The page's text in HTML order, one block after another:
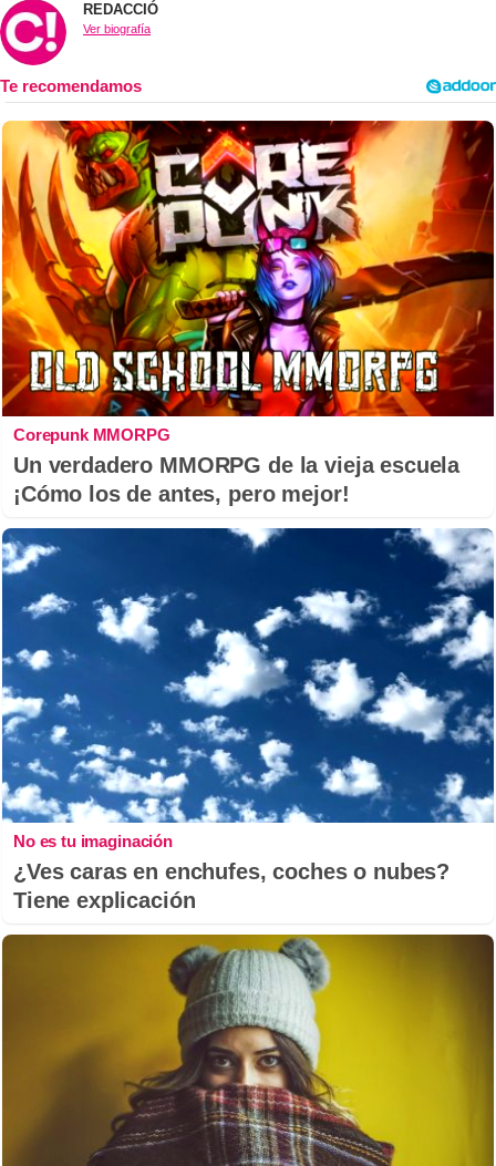
REDACCIÓ
Ver biografía
Corepunk MMORPG
Un verdadero MMORPG de la vieja escuela
¡Cómo los de antes, pero mejor!
No es tu imaginación
¿Ves caras en enchufes, coches o nubes?
Tiene explicación